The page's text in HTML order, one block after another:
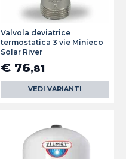
Valvola deviatrice
termostatica 3 vie Minieco
Solar River
€ 76,81
VEDI VARIANTI